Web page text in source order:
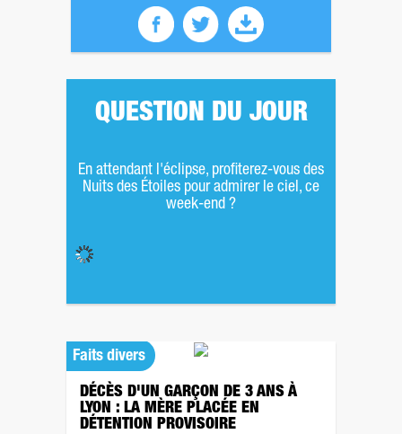
QUESTION DU JOUR
En attendant l'éclipse, profiterez-vous des
Nuits des Étoiles pour admirer le ciel, ce
week-end ?
Faits divers
DÉCÈS D'UN GARÇON DE 3 ANS À
LYON : LA MÈRE PLACÉE EN
DÉTENTION PROVISOIRE